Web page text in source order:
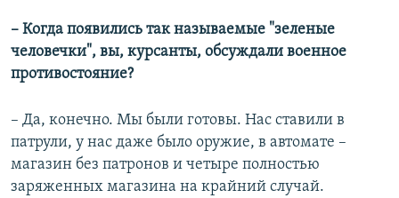
– Когда появились так называемые "зеленые
человечки", вы, курсанты, обсуждали военное
противостояние?
– Да, конечно. Мы были готовы. Нас ставили в
патрули, у нас даже было оружие, в автомате –
магазин без патронов и четыре полностью
заряженных магазина на крайний случай.